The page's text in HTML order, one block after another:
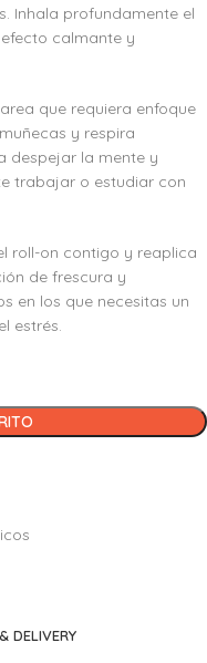
Inhala profundamente el
calmante y
que requiera enfoque
y respira
despejar la mente y
trabajar o estudiar con
roll-on contigo y reaplica
de frescura y
en los que necesitas un
estrés.
DELIVERY